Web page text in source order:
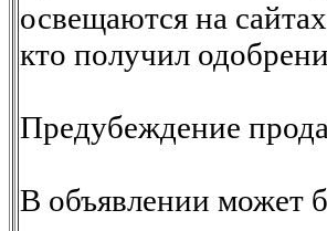
освещаются на
кто получил
Предубеждение
В объявлении может